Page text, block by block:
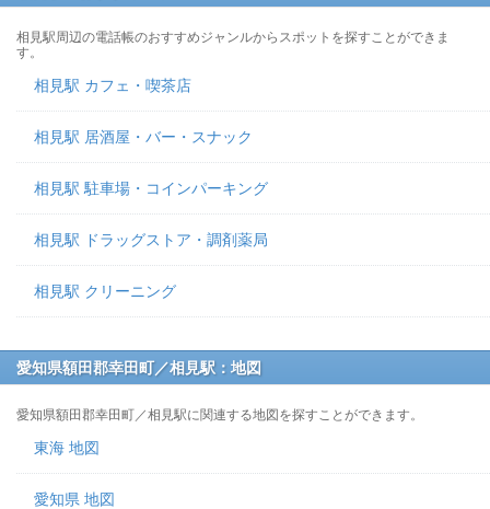
相見駅周辺の電話帳のおすすめジャンルからスポットを探すことができま
す。
相見駅 カフェ・喫茶店
相見駅 居酒屋・バー・スナック
相見駅 駐車場・コインパーキング
相見駅 ドラッグストア・調剤薬局
相見駅 クリーニング
愛知県額田郡幸田町／相見駅：地図
愛知県額田郡幸田町／相見駅に関連する地図を探すことができます。
東海 地図
愛知県 地図